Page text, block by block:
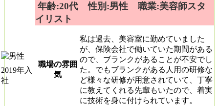
2019年入
社
年齢:20代 性別:男性 職業:美容師スタ
イリスト
職場の雰囲
気
私は過去、美容室に勤めていました
が、保険会社で働いていた期間がある
ので、ブランクがあることが不安でし
た。でもブランクがある人用の研修な
ど様々な研修が用意されていて、丁寧
に教えてくれる先輩もいたので、着実
に技術を身に付けられています。